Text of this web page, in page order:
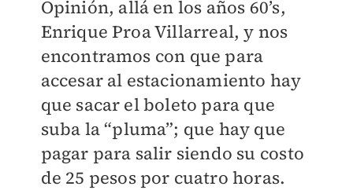
Opinión, allá en los años 60’s,
Enrique Proa Villarreal, y nos
encontramos con que para
accesar al estacionamiento hay
que sacar el boleto para que
suba la “pluma”; que hay que
pagar para salir siendo su costo
de 25 pesos por cuatro horas.